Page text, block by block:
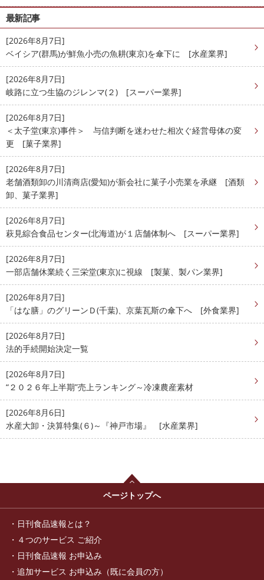
最新記事
[2026年8月7日]
ベイシア(群馬)が鮮魚小売の魚耕(東京)を傘下に [水産業界]
[2026年8月7日]
岐路に立つ生協のジレンマ(２) [スーパー業界]
[2026年8月7日]
＜太子堂(東京)事件＞ 与信判断を迷わせた相次ぐ経営母体の変
更 [菓子業界]
[2026年8月7日]
老舗酒類卸の川清商店(愛知)が新会社に菓子小売業を承継 [酒類
卸、菓子業界]
[2026年8月7日]
萩見綜合食品センター(北海道)が１店舗体制へ [スーパー業界]
[2026年8月7日]
一部店舗休業続く三栄堂(東京)に視線 [製菓、製パン業界]
[2026年8月7日]
「はな膳」のグリーンＤ(千葉)、京葉瓦斯の傘下へ [外食業界]
[2026年8月7日]
法的手続開始決定一覧
[2026年8月7日]
“２０２６年上半期”売上ランキング～冷凍農産素材
[2026年8月6日]
水産大卸・決算特集(６)～『神戸市場』 [水産業界]
ページトップへ
日刊食品速報とは？
４つのサービス ご紹介
日刊食品速報 お申込み
追加サービス お申込み（既に会員の方）